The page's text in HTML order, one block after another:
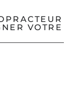
VOTRE